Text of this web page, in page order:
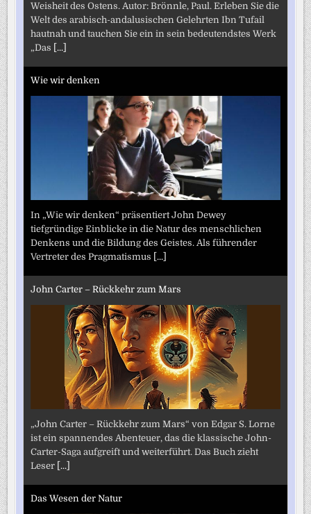
Weisheit des Ostens. Autor: Brönnle, Paul. Erleben Sie die
Welt des arabisch-andalusischen Gelehrten Ibn Tufail
hautnah und tauchen Sie ein in sein bedeutendstes Werk
„Das [...]
Wie wir denken
In „Wie wir denken“ präsentiert John Dewey
tiefgründige Einblicke in die Natur des menschlichen
Denkens und die Bildung des Geistes. Als führender
Vertreter des Pragmatismus [...]
John Carter – Rückkehr zum Mars
„John Carter – Rückkehr zum Mars“ von Edgar S. Lorne
ist ein spannendes Abenteuer, das die klassische John-
Carter-Saga aufgreift und weiterführt. Das Buch zieht
Leser [...]
Das Wesen der Natur